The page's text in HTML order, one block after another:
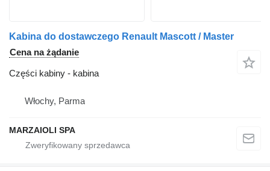
Kabina do dostawczego Renault Mascott / Master
Cena na żądanie
Części kabiny - kabina
Włochy, Parma
MARZAIOLI SPA